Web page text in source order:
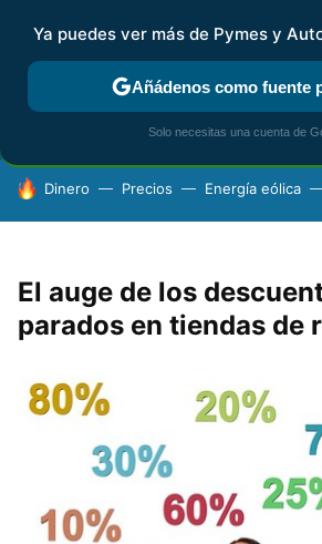
FISCALIDAD Y CONTABILIDAD KIT
HOY SE HABLA DE
Dinero Precios Energía eólica
El auge de los
parados en tiendas de
Ya puedes ver más de Pymes y
Añádenos como fuente
Solo necesitas una cuenta de